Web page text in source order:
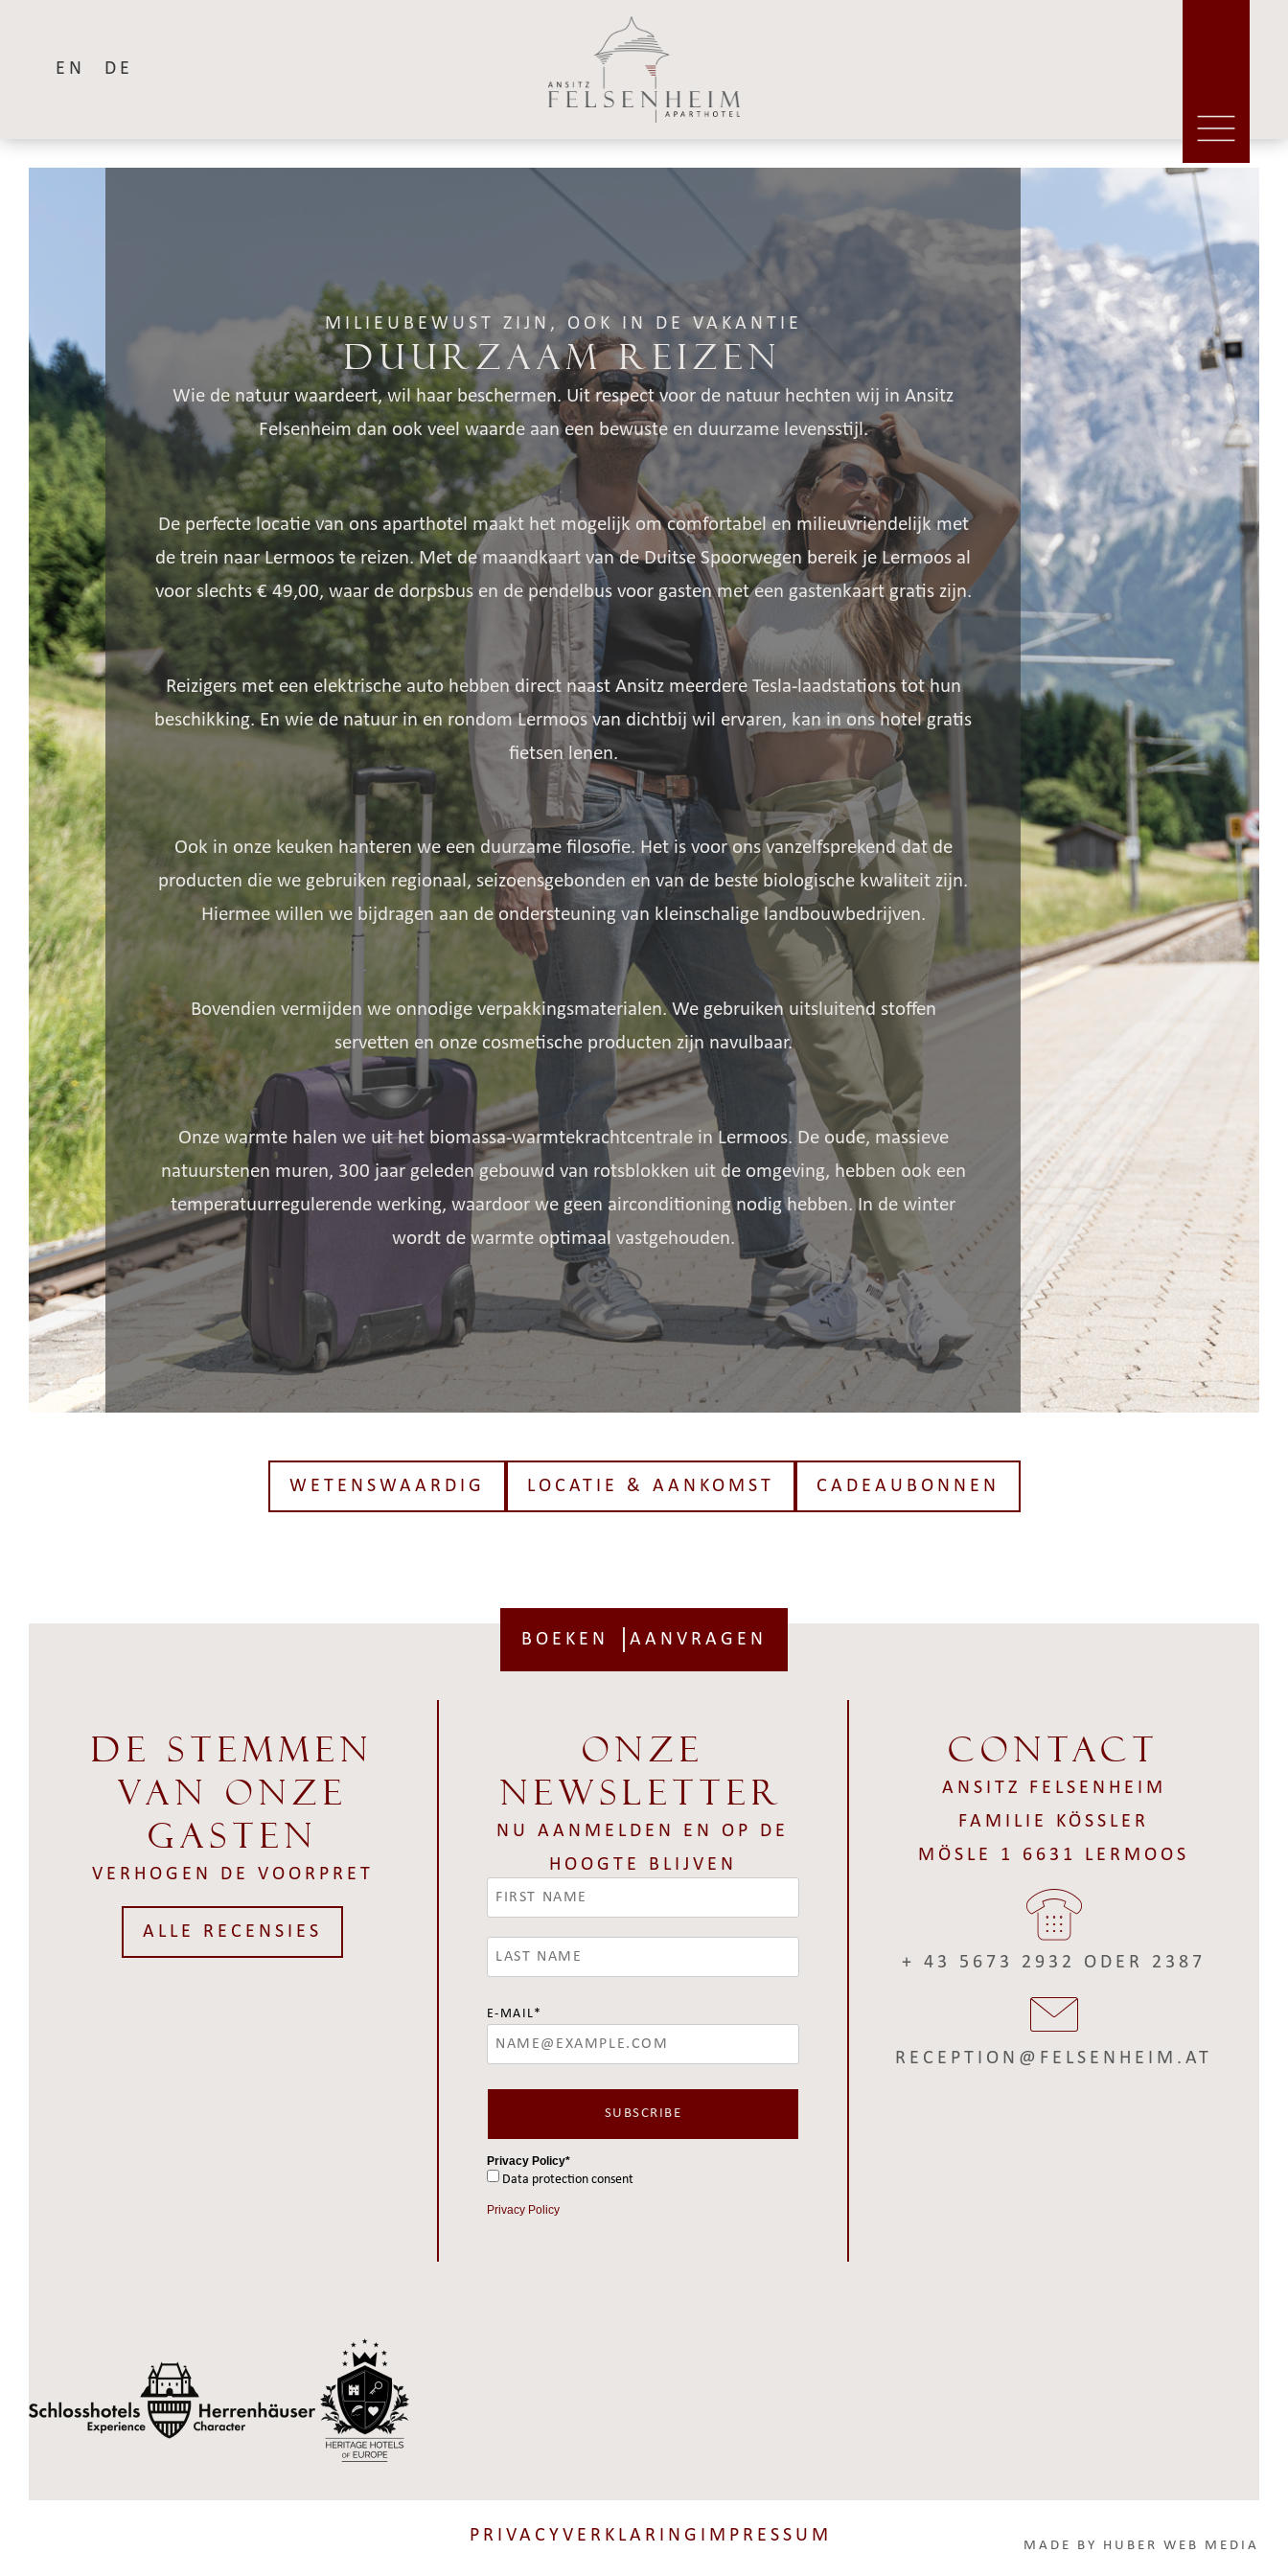
EN DE
MILIEUBEWUST ZIJN, OOK IN DE VAKANTIE
Duurzaam reizen
Wie de natuur waardeert, wil haar beschermen. Uit respect voor de natuur hechten wij in Ansitz
Felsenheim dan ook veel waarde aan een bewuste en duurzame levensstijl.
De perfecte locatie van ons aparthotel maakt het mogelijk om comfortabel en milieuvriendelijk met
de trein naar Lermoos te reizen. Met de maandkaart van de Duitse Spoorwegen bereik je Lermoos al
voor slechts € 49,00, waar de dorpsbus en de pendelbus voor gasten met een gastenkaart gratis zijn.
Reizigers met een elektrische auto hebben direct naast Ansitz meerdere Tesla-laadstations tot hun
beschikking. En wie de natuur in en rondom Lermoos van dichtbij wil ervaren, kan in ons hotel gratis
fietsen lenen.
Ook in onze keuken hanteren we een duurzame filosofie. Het is voor ons vanzelfsprekend dat de
producten die we gebruiken regionaal, seizoensgebonden en van de beste biologische kwaliteit zijn.
Hiermee willen we bijdragen aan de ondersteuning van kleinschalige landbouwbedrijven.
Bovendien vermijden we onnodige verpakkingsmaterialen. We gebruiken uitsluitend stoffen
servetten en onze cosmetische producten zijn navulbaar.
Onze warmte halen we uit het biomassa-warmtekrachtcentrale in Lermoos. De oude, massieve
natuurstenen muren, 300 jaar geleden gebouwd van rotsblokken uit de omgeving, hebben ook een
temperatuurregulerende werking, waardoor we geen airconditioning nodig hebben. In de winter
wordt de warmte optimaal vastgehouden.
WETENSWAARDIG LOCATIE & AANKOMST CADEAUBONNEN
BOEKEN AANVRAGEN
DE STEMMEN
VAN ONZE
GASTEN
VERHOGEN DE VOORPRET
ALLE RECENSIES
Onze
newsletter
NU AANMELDEN EN OP DE
HOOGTE BLIJVEN
E-MAIL*
SUBSCRIBE
Privacy Policy*
Data protection consent
Privacy Policy
Contact
ANSITZ FELSENHEIM
FAMILIE KÖSSLER
MÖSLE 1 6631 LERMOOS
+ 43 5673 2932 ODER 2387
RECEPTION@FELSENHEIM.AT
PRIVACYVERKLARING IMPRESSUM
MADE BY HUBER WEB MEDIA